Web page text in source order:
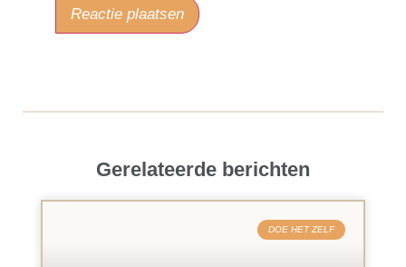
Gerelateerde berichten
DOE HET ZELF